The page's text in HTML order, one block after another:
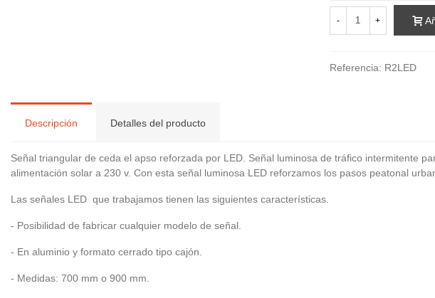
- +
Referencia: R2LED
Descripción Detalles del producto
Señal triangular de ceda el apso reforzada por LED. Señal luminosa de tráfico intermitente
alimentación solar a 230 v. Con esta señal luminosa LED reforzamos los pasos peatonal
Las señales LED que trabajamos tienen las siguientes características.
- Posibilidad de fabricar cualquier modelo de señal.
- En aluminio y formato cerrado tipo cajón.
- Medidas: 700 mm o 900 mm.